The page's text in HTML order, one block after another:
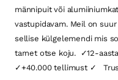
männipuit või
vastupidavam. Meil on
sellise külgelemendi mis
tarnet otse koju. ✓12-
✓+40.000 tellimust ✓